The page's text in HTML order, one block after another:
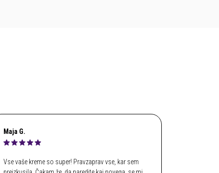
Maja G.
Vse vaše kreme so super! Pravzaprav vse, kar sem